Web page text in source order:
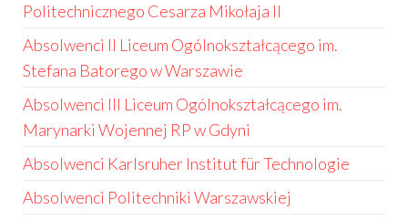
Politechnicznego Cesarza Mikołaja II
Absolwenci II Liceum Ogólnokształcącego im.
Stefana Batorego w Warszawie
Absolwenci III Liceum Ogólnokształcącego im.
Marynarki Wojennej RP w Gdyni
Absolwenci Karlsruher Institut für Technologie
Absolwenci Politechniki Warszawskiej